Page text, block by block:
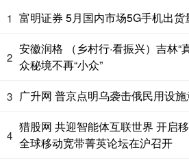
1 富明证券 5月国内市场5G手机出
2
安徽润格 （乡村行·看振兴）吉林“
众秘境不再“小众”
3 广升网 普京点明乌袭击俄民用设
4
猎股网 共迎智能体互联世界 开启
全球移动宽带菁英论坛在沪召开